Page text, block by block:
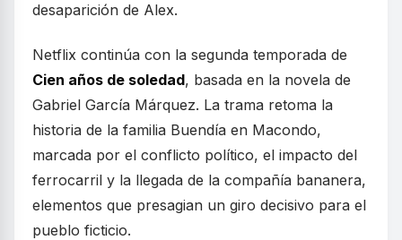
desaparición de Alex.
Netflix continúa con la segunda temporada de
Cien años de soledad, basada en la novela de
Gabriel García Márquez. La trama retoma la
historia de la familia Buendía en Macondo,
marcada por el conflicto político, el impacto del
ferrocarril y la llegada de la compañía bananera,
elementos que presagian un giro decisivo para el
pueblo ficticio.